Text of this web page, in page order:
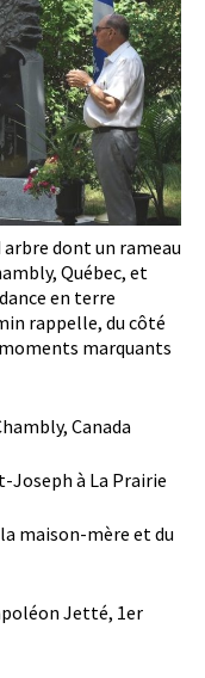
dont un rameau
Québec, et
en terre
rappelle, du côté
marquants
Canada
Joseph à La Prairie
maison-mère et du
Jetté, 1er